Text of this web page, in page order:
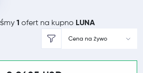
1 ofert na kupno LUNA
Cena na żywo